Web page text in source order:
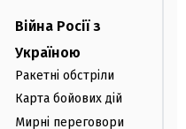
Війна Росії з
Україною
Ракетні обстріли
Карта бойових дій
Мирні переговори